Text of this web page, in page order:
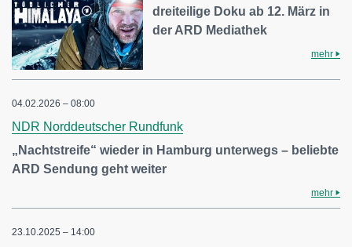
dreiteilige Doku ab 12. März in
der ARD Mediathek
mehr
04.02.2026 – 08:00
NDR Norddeutscher Rundfunk
„Nachtstreife“ wieder in Hamburg unterwegs – beliebte
ARD Sendung geht weiter
mehr
23.10.2025 – 14:00